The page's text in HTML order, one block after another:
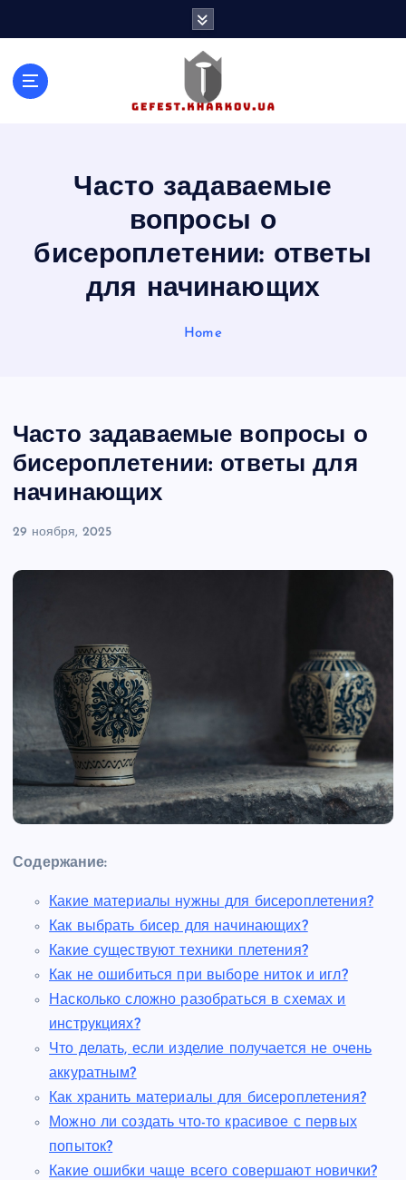
Часто задаваемые
вопросы о
бисероплетении: ответы
для начинающих
Home
Часто задаваемые вопросы о
бисероплетении: ответы для
начинающих
29 ноября, 2025
Содержание:
Какие материалы нужны для бисероплетения?
Как выбрать бисер для начинающих?
Какие существуют техники плетения?
Как не ошибиться при выборе ниток и игл?
Насколько сложно разобраться в схемах и
инструкциях?
Что делать, если изделие получается не очень
аккуратным?
Как хранить материалы для бисероплетения?
Можно ли создать что-то красивое с первых
попыток?
Какие ошибки чаще всего совершают новички?